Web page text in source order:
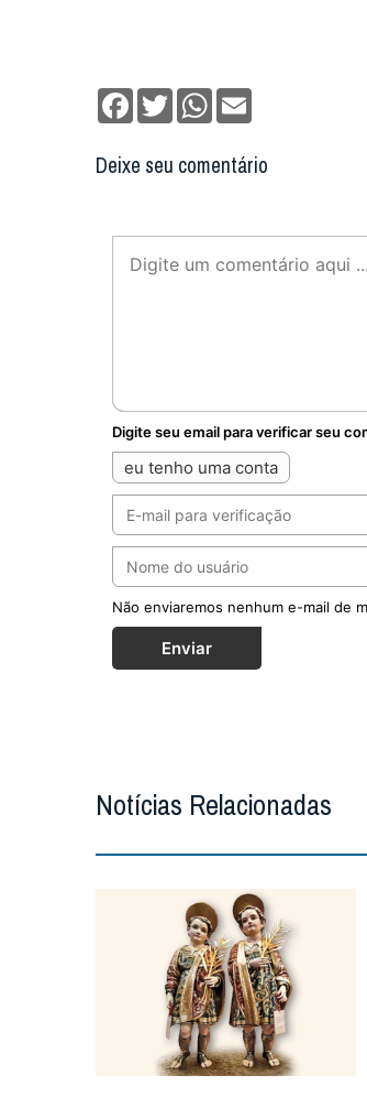
Facebook
TwitterWhatsApp
Deixe seu comentário
Digite seu email para verificar seu
eu tenho uma conta
Não enviaremos nenhum e-mail de
Enviar
Notícias Relacionadas